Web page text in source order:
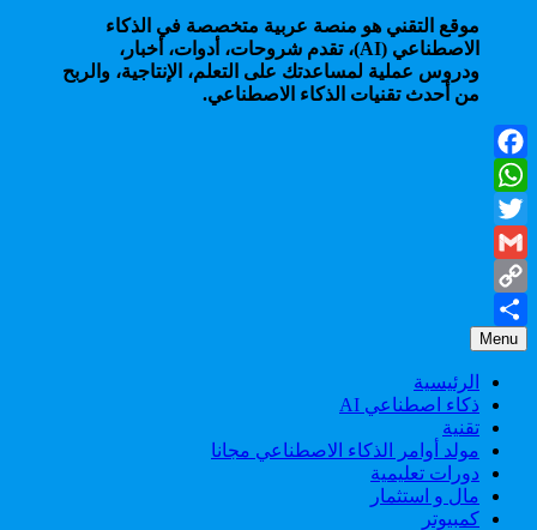
موقع التقني هو منصة عربية متخصصة في الذكاء
الاصطناعي (AI)، تقدم شروحات، أدوات، أخبار،
ودروس عملية لمساعدتك على التعلم، الإنتاجية، والربح
من أحدث تقنيات الذكاء الاصطناعي.
Facebook
WhatsApp
Twitter
Gmail
Copy
Link
Share
Menu
الرئيسية
ذكاء اصطناعي AI
تقنية
مولد أوامر الذكاء الاصطناعي مجانا
دورات تعليمية
مال و استثمار
كمبيوتر